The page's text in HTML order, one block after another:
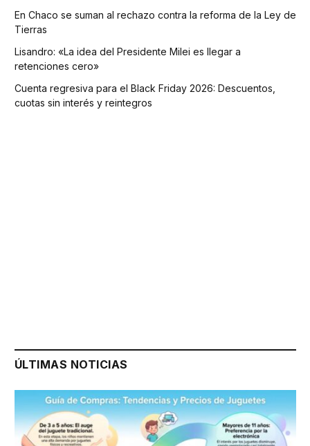
En Chaco se suman al rechazo contra la reforma de la Ley de
Tierras
Lisandro: «La idea del Presidente Milei es llegar a
retenciones cero»
Cuenta regresiva para el Black Friday 2026: Descuentos,
cuotas sin interés y reintegros
ÚLTIMAS NOTICIAS